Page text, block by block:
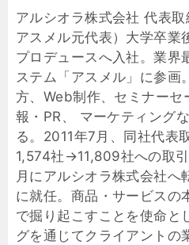
アルシオラ株式会社 代表
アスメル元代表）大学卒業
プロデュースへ入社。業界
ステム「アスメル」に参画
方、Web制作、セミナーセ
報・PR、 マーケティング
る。2011年7月、同社代表
1,574社→11,809社への取
月にアルシオラ株式会社へ
に就任。商品・サービスの
で掘り起こすことを使命と
グを通じてクライアントの